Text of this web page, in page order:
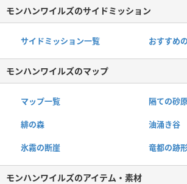
モンハンワイルズのサイドミッション
サイドミッション一覧 おすすめ
モンハンワイルズのマップ
マップ一覧 隔ての砂
緋の森 油涌き谷
氷霧の断崖 竜都の跡
モンハンワイルズのアイテム・素材